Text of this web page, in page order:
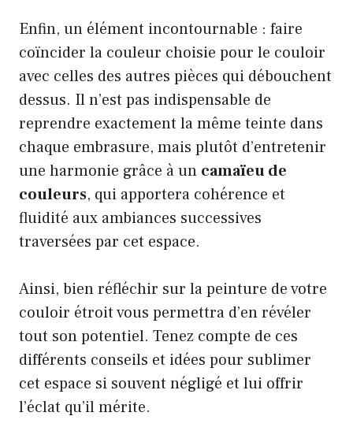
Enfin, un élément incontournable : faire
coïncider la couleur choisie pour le couloir
avec celles des autres pièces qui débouchent
dessus. Il n’est pas indispensable de
reprendre exactement la même teinte dans
chaque embrasure, mais plutôt d’entretenir
une harmonie grâce à un camaïeu de
couleurs, qui apportera cohérence et
fluidité aux ambiances successives
traversées par cet espace.
Ainsi, bien réfléchir sur la peinture de votre
couloir étroit vous permettra d’en révéler
tout son potentiel. Tenez compte de ces
différents conseils et idées pour sublimer
cet espace si souvent négligé et lui offrir
l’éclat qu’il mérite.